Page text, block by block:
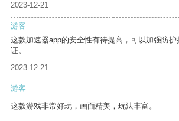
2023-12-21
游客
这款加速器app的安全性有待提高，可以加强防
证。
2023-12-21
游客
这款游戏非常好玩，画面精美，玩法丰富。